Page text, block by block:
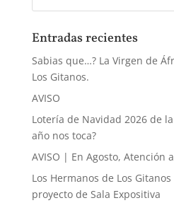
Entradas recientes
Sabias que…? La Virgen de
Los Gitanos.
AVISO
Lotería de Navidad 2026 de
año nos toca?
AVISO | En Agosto, Atención
Los Hermanos de Los
proyecto de Sala Expositiva